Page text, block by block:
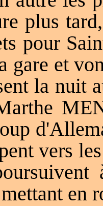
plus
pour
gare et
la nuit
vers
en